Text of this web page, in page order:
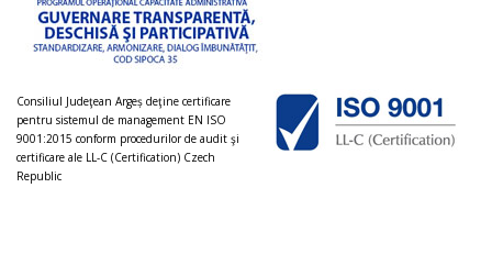
Consiliul Judeţean Argeș deţine certificare
pentru sistemul de management EN ISO
9001:2015 conform procedurilor de audit şi
certificare ale LL-C (Certification) Czech
Republic